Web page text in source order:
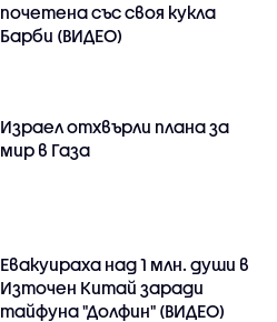
почетена със своя кукла
Барби (ВИДЕО)
Израел отхвърли плана за
мир в Газа
Евакуираха над 1 млн. души в
Източен Китай заради
тайфуна "Долфин" (ВИДЕО)